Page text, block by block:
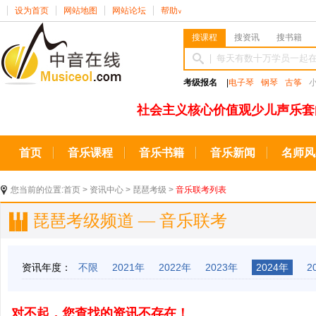
设为首页 网站地图 网站论坛 帮助 ∨
搜课程 搜资讯 搜书籍
考级报名 电子琴 钢琴 古筝
社会主义核心价值观少儿声乐
首页 音乐课程 音乐书籍 音乐新闻 名师
您当前的位置:首页 > 资讯中心 > 琵琶考级 > 音乐联考列表
琵琶考级频道 — 音乐联考
资讯年度： 不限 2021年 2022年 2023年 2024年
对不起，您查找的资讯不存在！